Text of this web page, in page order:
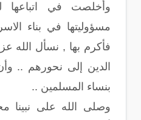
وأخلصت في اتباعها
مسؤوليتها في بناء
فأكرم بها , نسأل الله
الدين إلى نحورهم ..
بنساء المسلمين ..
وصلى الله على نبينا